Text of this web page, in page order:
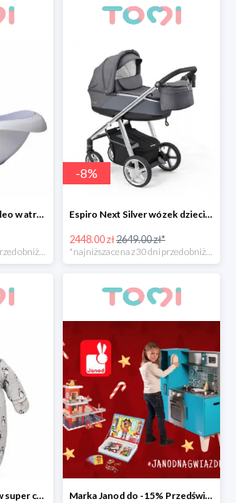
Beaba wanienka Cameleo w atrakcyjnej cenie
-8%
Espiro Next Silver wózek dziecięcy w super cenie
2448.00 zł2649.00 zł*
Pinokio kombinezon w super cenie Marka Janod do -15% Przedświąteczna promocja.